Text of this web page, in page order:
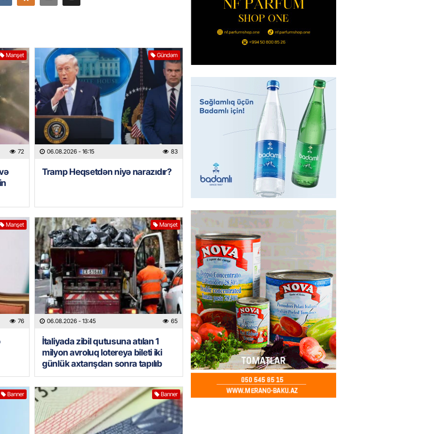
Manşet
72
Gündəm
06.08.2026 - 16:15 83
Tramp Heqsetdən niyə narazıdır?
Manşet
76
Manşet
06.08.2026 - 13:45 65
İtaliyada zibil qutusuna atılan 1
milyon avroluq lotereya bileti iki
günlük axtarışdan sonra tapılıb
Banner Banner
Prezident Əliyev 2 diplomatı geri çağırdı
- 14:30
imiş
06.08.2026- 14:15 72
MANŞET
Sarkisyanın əmlakı müsadirə EDİLDİ
76
İtaliyada zibil qutusuna atılan 1 milyon
avroluq lotereya bileti iki günlük
axtarışdan sonra tapılıb
06.08.2026- 13:45 65
Tərtərdə FACİƏ – Ər-arvad yanaraq
ÖLDÜ
06.08.2026- 13:30 76
BANNER
Tramp: İranla müharibəyə yox, sülhə
üstünlük verərdim
06.08.2026- 13:15 74
GÜNDƏM
Azərbaycan üzərindən Ermənistana
Rusiya buğdası gedib
- 13:00